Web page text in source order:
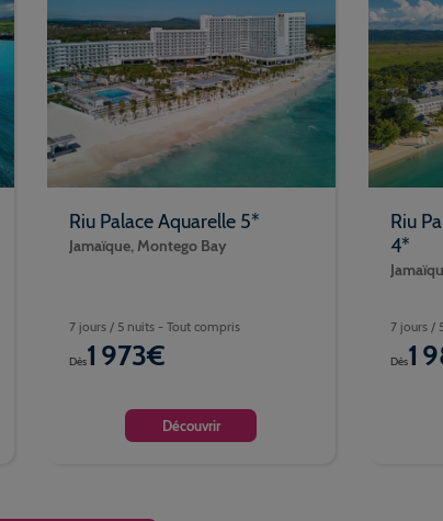
Riu Palace Aquarelle 5*
Jamaïque, Montego Bay
7 jours / 5 nuits - Tout compris
Dès1 973€
Découvrir
Riu
4*
7 jours /
Dès1